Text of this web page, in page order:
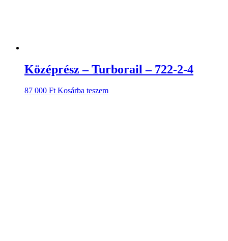
Középrész – Turborail – 722-2-4
87 000 Ft Kosárba teszem